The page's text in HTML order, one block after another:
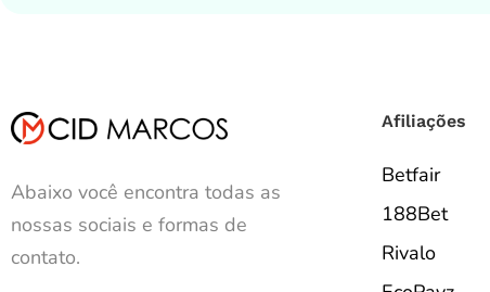
Abaixo você encontra todas as
nossas sociais e formas de
contato.
Afiliações
Betfair
188Bet
Rivalo